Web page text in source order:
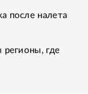
после налета
регионы, где